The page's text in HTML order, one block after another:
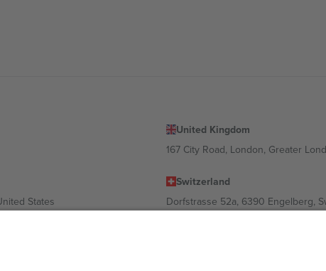
United Kingdom
167 City Road, London, Greater
States
Switzerland
Dorfstrasse 52a, 6390 Engelberg,